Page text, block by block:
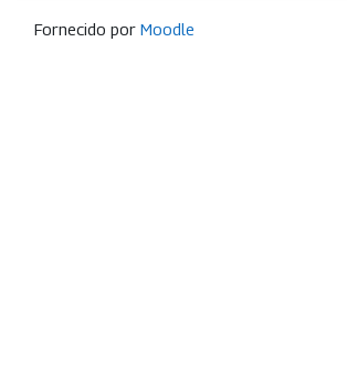
Fornecido por Moodle